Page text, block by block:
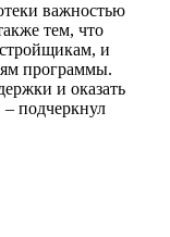
важностью
тем, что
и
программы.
и оказать
подчеркнул